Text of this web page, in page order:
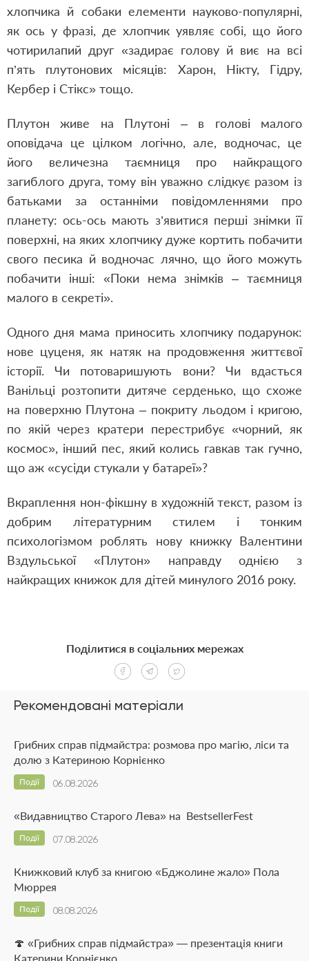
хлопчика й собаки елементи науково-популярні,
як ось у фразі, де хлопчик уявляє собі, що його
чотирилапий друг «задирає голову й виє на всі
п’ять плутонових місяців: Харон, Нікту, Гідру,
Кербер і Стікс» тощо.
Плутон живе на Плутоні – в голові малого
оповідача це цілком логічно, але, водночас, це
його величезна таємниця про найкращого
загиблого друга, тому він уважно слідкує разом із
батьками за останніми повідомленнями про
планету: ось-ось мають з’явитися перші знімки її
поверхні, на яких хлопчику дуже кортить побачити
свого песика й водночас лячно, що його можуть
побачити інші: «Поки нема знімків – таємниця
малого в секреті».
Одного дня мама приносить хлопчику подарунок:
нове цуценя, як натяк на продовження життєвої
історії. Чи потоваришують вони? Чи вдасться
Ванільці розтопити дитяче серденько, що схоже
на поверхню Плутона – покриту льодом і кригою,
по якій через кратери перестрибує «чорний, як
космос», інший пес, який колись гавкав так гучно,
що аж «сусіди стукали у батареї»?
Вкраплення нон-фікшну в художній текст, разом із
добрим літературним стилем і тонким
психологізмом роблять нову книжку Валентини
Вздульської «Плутон» направду однією з
найкращих книжок для дітей минулого 2016 року.
Рекомендовані матеріали
Грибних справ підмайстра: розмова про магію, ліси та
долю з Катериною Корнієнко
06.08.2026
Події
«Видавництво Старого Лева» на BestsellerFest
07.08.2026
Події
Книжковий клуб за книгою «Бджолине жало» Пола
Мюррея
08.08.2026
Події
🍄 «Грибних справ підмайстра» — презентація книги
Катерини Корнієнко
Поділитися в соціальних мережах